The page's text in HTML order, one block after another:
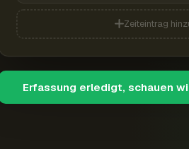
Zeiteintrag
Erfassung erledigt, schauen